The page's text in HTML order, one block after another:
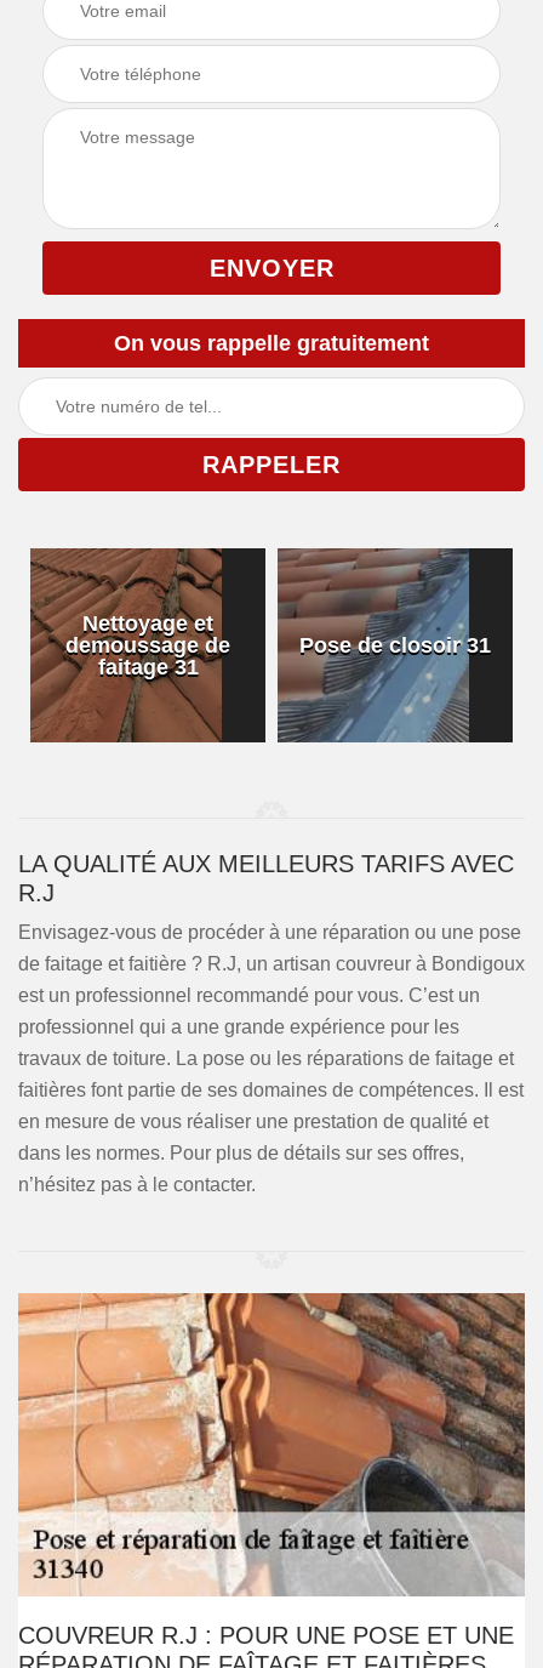
On vous rappelle gratuitement
Nettoyage et
demoussage de
faitage 31
Pose de closoir 31
LA QUALITÉ AUX MEILLEURS TARIFS AVEC
R.J
Envisagez-vous de procéder à une réparation ou une pose
de faitage et faitière ? R.J, un artisan couvreur à Bondigoux
est un professionnel recommandé pour vous. C’est un
professionnel qui a une grande expérience pour les
travaux de toiture. La pose ou les réparations de faitage et
faitières font partie de ses domaines de compétences. Il est
en mesure de vous réaliser une prestation de qualité et
dans les normes. Pour plus de détails sur ses offres,
n’hésitez pas à le contacter.
COUVREUR R.J : POUR UNE POSE ET UNE